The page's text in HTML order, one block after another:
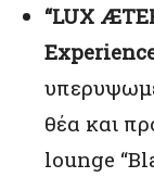
“LUX
θέα και
lounge